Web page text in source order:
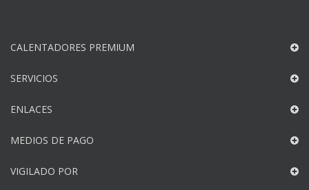
CALENTADORES PREMIUM
SERVICIOS
ENLACES
MEDIOS DE PAGO
VIGILADO POR